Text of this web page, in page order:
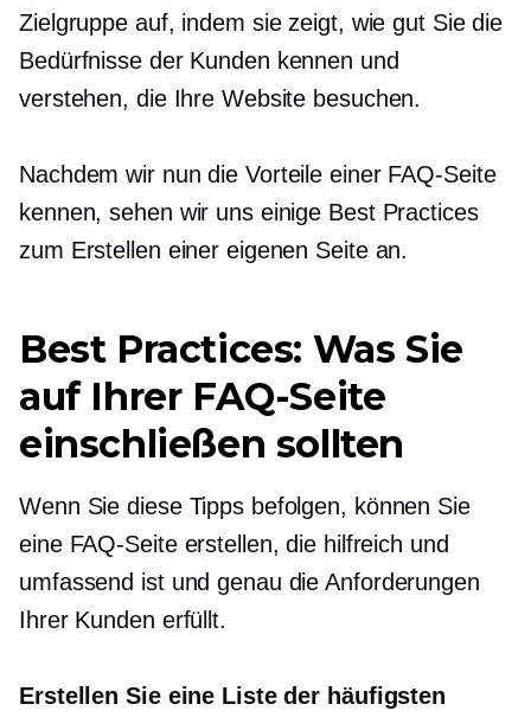
Zielgruppe auf, indem sie zeigt, wie gut Sie die
Bedürfnisse der Kunden kennen und
verstehen, die Ihre Website besuchen.
Nachdem wir nun die Vorteile einer FAQ-Seite
kennen, sehen wir uns einige Best Practices
zum Erstellen einer eigenen Seite an.
Best Practices: Was Sie
auf Ihrer FAQ-Seite
einschließen sollten
Wenn Sie diese Tipps befolgen, können Sie
eine FAQ-Seite erstellen, die hilfreich und
umfassend ist und genau die Anforderungen
Ihrer Kunden erfüllt.
Erstellen Sie eine Liste der häufigsten